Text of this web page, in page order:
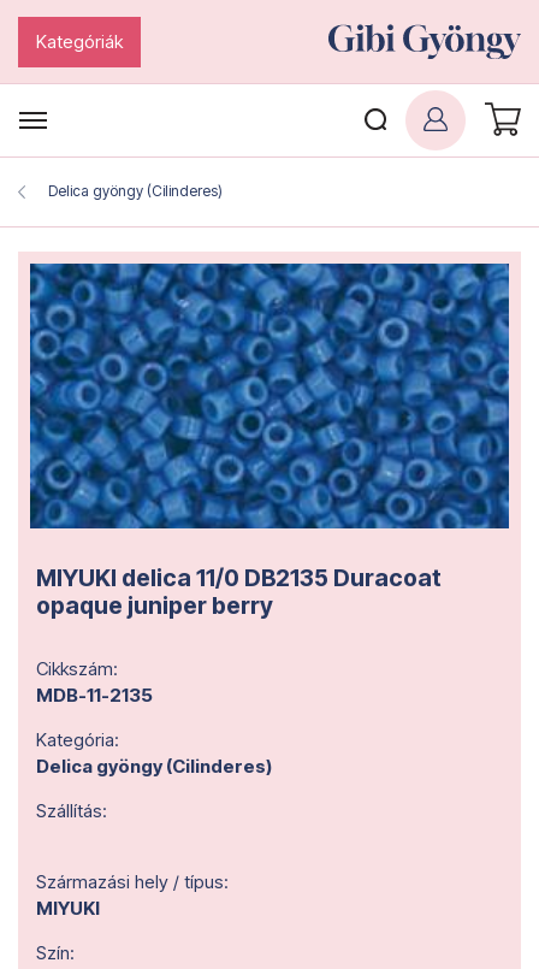
Kategóriák
Delica gyöngy (Cilinderes)
MIYUKI delica 11/0 DB2135 Duracoat
opaque juniper berry
Cikkszám:
MDB-11-2135
Kategória:
Delica gyöngy (Cilinderes)
Szállítás:
Származási hely / típus:
MIYUKI
Szín: